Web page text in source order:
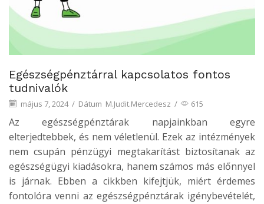
Egészségpénztárral kapcsolatos fontos
tudnivalók
május 7, 2024 / Dátum M.Judit.Mercedesz / 615
Az egészségpénztárak napjainkban egyre
elterjedtebbek, és nem véletlenül. Ezek az intézmények
nem csupán pénzügyi megtakarítást biztosítanak az
egészségügyi kiadásokra, hanem számos más előnnyel
is járnak. Ebben a cikkben kifejtjük, miért érdemes
fontolóra venni az egészségpénztárak igénybevételét,